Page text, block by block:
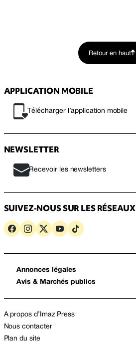
Retour en haut
APPLICATION MOBILE
Télécharger l’application mobile
NEWSLETTER
Recevoir les newsletters
SUIVEZ-NOUS SUR LES RÉSEAUX
Annonces légales
Avis & Marchés publics
A propos d’Imaz Press
Nous contacter
Plan du site